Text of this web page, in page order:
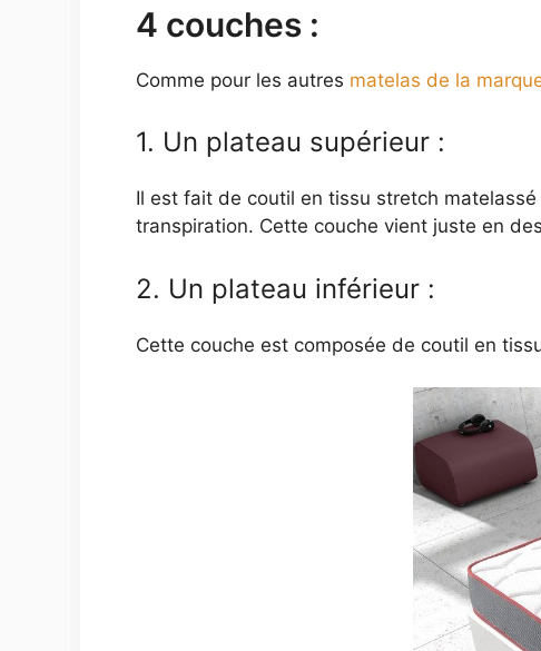
4 couches :
Comme pour les autres matelas de la
1. Un plateau supérieur :
Il est fait de coutil en tissu stretch
transpiration. Cette couche vient juste en
2. Un plateau inférieur :
Cette couche est composée de coutil en